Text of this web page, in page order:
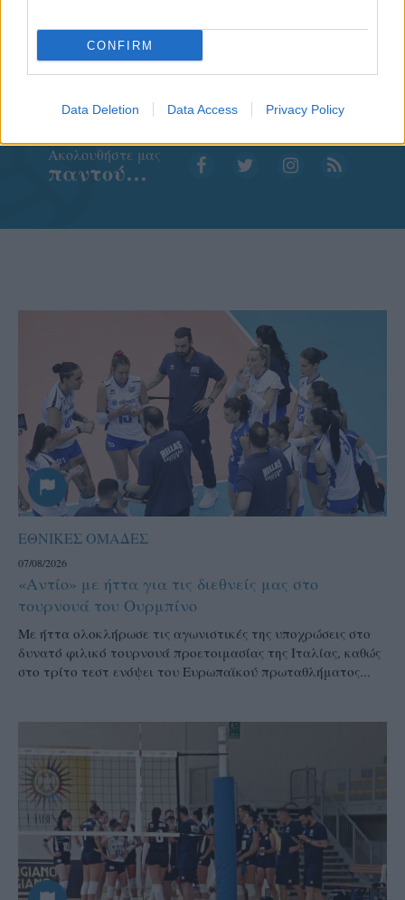
CONFIRM
Data Deletion Data Access Privacy Policy
Aκολουθήστε μας
παντού…
ΕΘΝΙΚΕΣ ΟΜΑΔΕΣ
07/08/2026
«Αντίο» με ήττα για τις διεθνείς μας στο
τουρνουά του Ουρμπίνο
Mε ήττα ολοκλήρωσε τις αγωνιστικές της υποχρώσεις στο
δυνατό φιλικό τουρνουά προετοιμασίας της Ιταλίας, καθώς
στο τρίτο τεστ ενόψει του Ευρωπαϊκού πρωταθλήματος...